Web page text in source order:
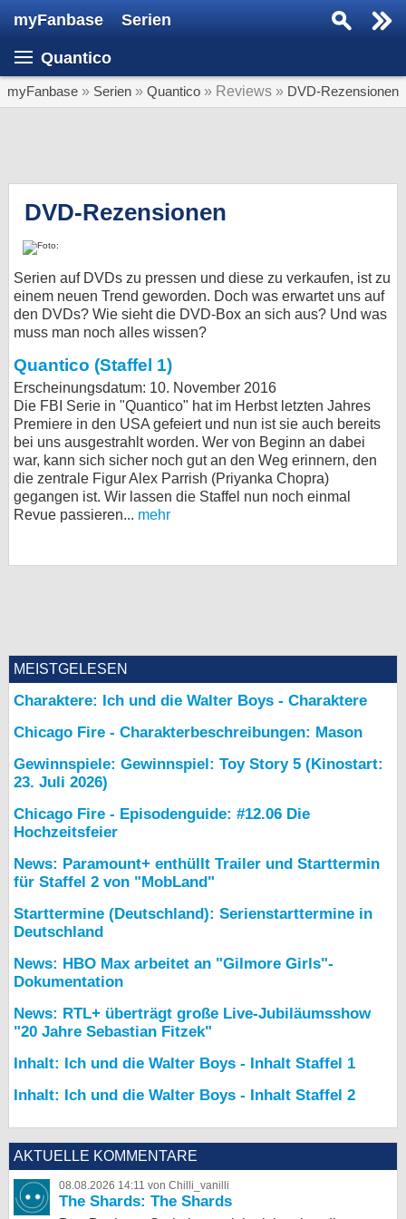
myFanbase Serien
Quantico
myFanbase » Serien » Quantico » Reviews » DVD-Rezensionen
DVD-Rezensionen
Serien auf DVDs zu pressen und diese zu verkaufen, ist zu
einem neuen Trend geworden. Doch was erwartet uns auf
den DVDs? Wie sieht die DVD-Box an sich aus? Und was
muss man noch alles wissen?
Quantico (Staffel 1)
Erscheinungsdatum: 10. November 2016
Die FBI Serie in "Quantico" hat im Herbst letzten Jahres
Premiere in den USA gefeiert und nun ist sie auch bereits
bei uns ausgestrahlt worden. Wer von Beginn an dabei
war, kann sich sicher noch gut an den Weg erinnern, den
die zentrale Figur Alex Parrish (Priyanka Chopra)
gegangen ist. Wir lassen die Staffel nun noch einmal
Revue passieren... mehr
MEISTGELESEN
Charaktere: Ich und die Walter Boys - Charaktere
Chicago Fire - Charakterbeschreibungen: Mason
Gewinnspiele: Gewinnspiel: Toy Story 5 (Kinostart:
23. Juli 2026)
Chicago Fire - Episodenguide: #12.06 Die
Hochzeitsfeier
News: Paramount+ enthüllt Trailer und Starttermin
für Staffel 2 von "MobLand"
Starttermine (Deutschland): Serienstarttermine in
Deutschland
News: HBO Max arbeitet an "Gilmore Girls"-
Dokumentation
News: RTL+ überträgt große Live-Jubiläumsshow
"20 Jahre Sebastian Fitzek"
Inhalt: Ich und die Walter Boys - Inhalt Staffel 1
Inhalt: Ich und die Walter Boys - Inhalt Staffel 2
AKTUELLE KOMMENTARE
08.08.2026 14:11 von Chilli_vanilli
The Shards: The Shards
SERIEN
Specials
SERVICE
Forum
bei X
bei Facebook
Nutzungsbedingungen
Impressum
myFanbase